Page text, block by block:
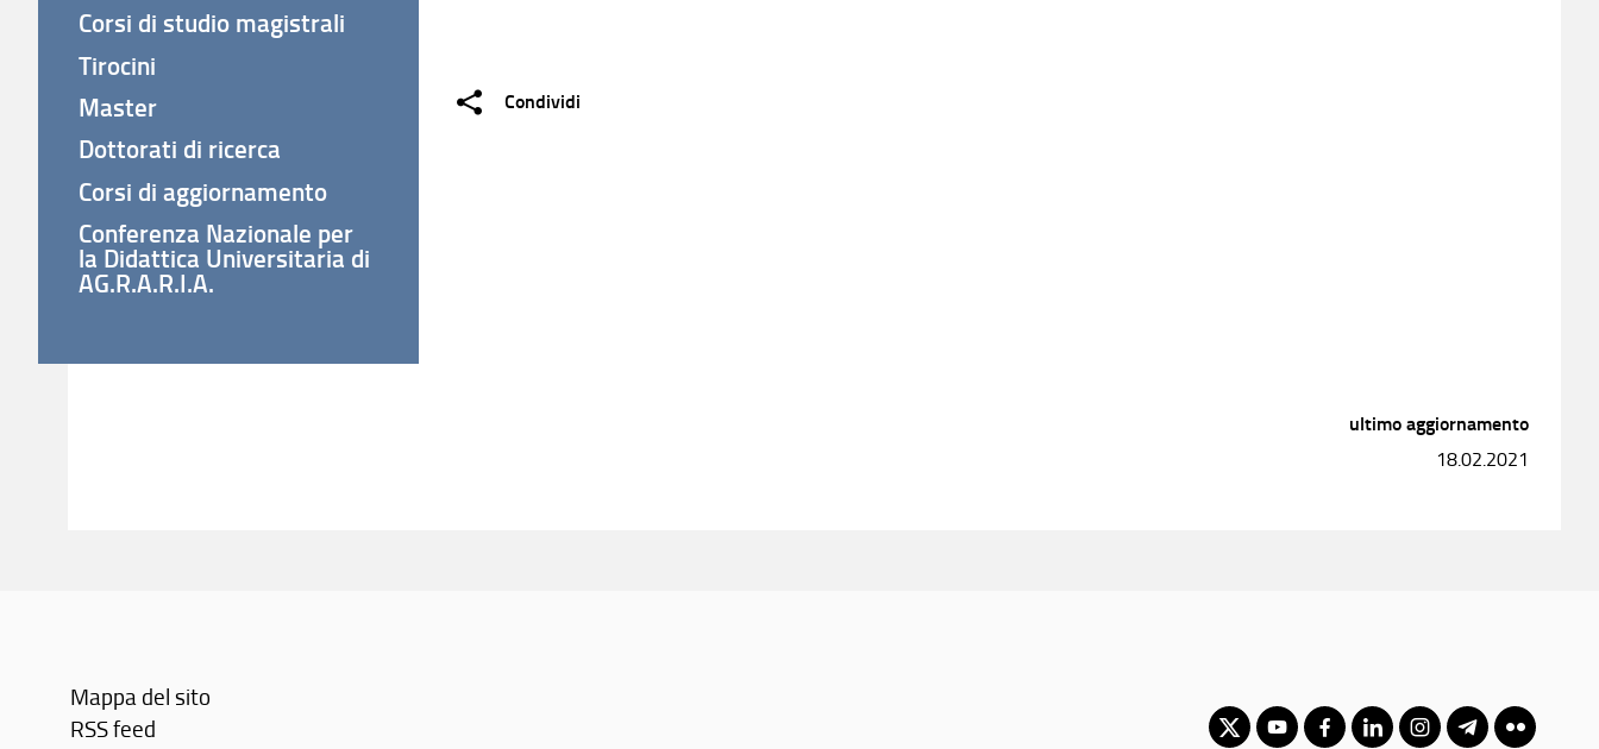
Condividi
Corsi di studio magistrali
Tirocini
Master
Dottorati di ricerca
Corsi di aggiornamento
Conferenza Nazionale per
la Didattica Universitaria di
AG.R.A.R.I.A.
ultimo aggiornamento
18.02.2021
Mappa del sito
RSS feed